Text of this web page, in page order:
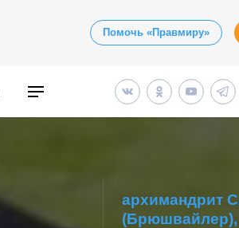
Помочь «Правмиру»
архимандрит
(Брюшвайлер)